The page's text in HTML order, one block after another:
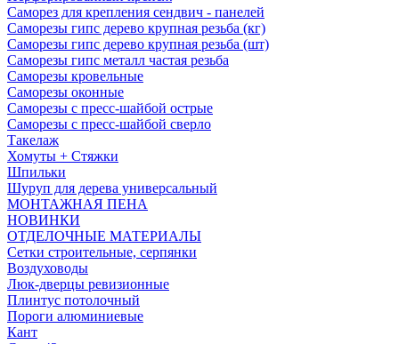
Саморез для крепления сендвич - панелей
Саморезы гипс дерево крупная резьба (кг)
Саморезы гипс дерево крупная резьба (шт)
Саморезы гипс металл частая резьба
Саморезы кровельные
Саморезы оконные
Саморезы с пресс-шайбой острые
Саморезы с пресс-шайбой сверло
Такелаж
Хомуты + Стяжки
Шпильки
Шуруп для дерева универсальный
МОНТАЖНАЯ ПЕНА
НОВИНКИ
ОТДЕЛОЧНЫЕ МАТЕРИАЛЫ
Сетки строительные, серпянки
Воздуховоды
Люк-дверцы ревизионные
Плинтус потолочный
Пороги алюминиевые
Кант